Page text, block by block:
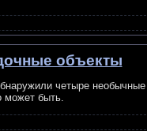
объекты
четыре необычные
может быть.